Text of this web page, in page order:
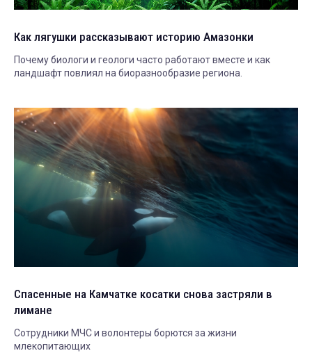
Как лягушки рассказывают историю Амазонки
Почему биологи и геологи часто работают вместе и как
ландшафт повлиял на биоразнообразие региона.
Спасенные на Камчатке косатки снова застряли в
лимане
Сотрудники МЧС и волонтеры борются за жизни
млекопитающих